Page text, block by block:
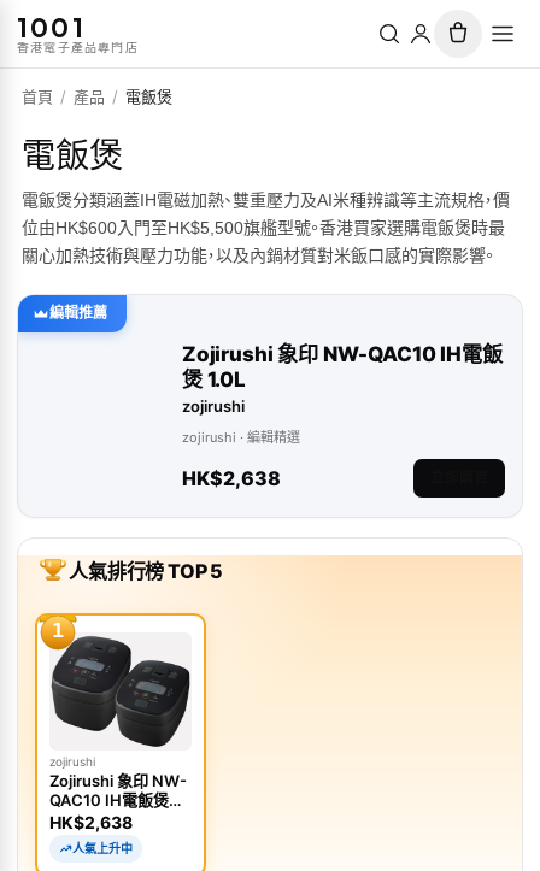
1001
香港電子產品專門店
首頁 / 產品 / 電飯煲
電飯煲
電飯煲分類涵蓋IH電磁加熱、雙重壓力及AI米種辨識等主流規格，價
位由HK$600入門至HK$5,500旗艦型號。香港買家選購電飯煲時最
關心加熱技術與壓力功能，以及內鍋材質對米飯口感的實際影響。
編輯推薦
Zojirushi 象印 NW-QAC10 IH電飯
煲 1.0L
zojirushi
zojirushi · 編輯精選
HK$2,638
人氣排行榜 TOP 5
1
zojirushi
Zojirushi 象印 NW-
QAC10 IH電飯煲
1.0L
HK$2,638
人氣上升中